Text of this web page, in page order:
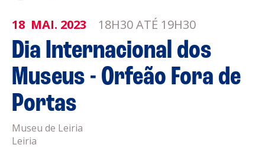
Sobre a Leiriagenda
Promotores
Clubes Desportivos
Contactos
18 MAI. 2023 18H30 ATÉ 19H30
Dia Internacional dos
Museus - Orfeão Fora de
Portas
Museu de Leiria
Leiria
ROTEIROS EXISTENTES
CRIAR NOVO